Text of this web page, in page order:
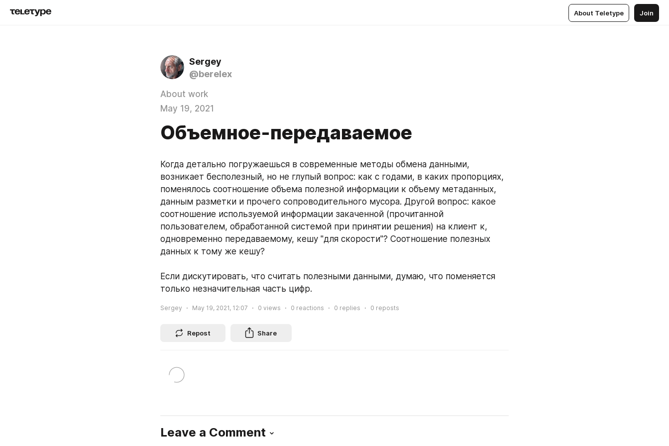
About Teletype Join
Sergey
@berelex
About work
May 19, 2021
Объемное-передаваемое
Когда детально погружаешься в современные методы обмена данными,
возникает бесполезный, но не глупый вопрос: как с годами, в каких пропорциях,
поменялось соотношение объема полезной информации к объему метаданных,
данным разметки и прочего сопроводительного мусора. Другой вопрос: какое
соотношение используемой информации закаченной (прочитанной
пользователем, обработанной системой при принятии решения) на клиент к,
одновременно передаваемому, кешу "для скорости"? Соотношение полезных
данных к тому же кешу?
Если дискутировать, что считать полезными данными, думаю, что поменяется
только незначительная часть цифр.
Sergey May 19, 2021, 12:07 0 views 0 reactions 0 replies 0 reposts
Repost Share
Leave a Comment